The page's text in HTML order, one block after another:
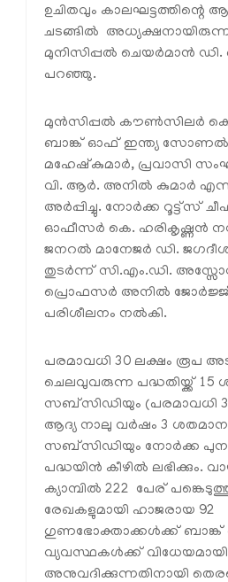
ഉചിതവും
ചടങ്ങില്‍
മുനിസിപ്പല്‍ ചെയര്‍മാന്‍ ഡി.
പറഞ്ഞു.
മുന്‍സിപ്പല്‍ കൗണ്‍സിലര്‍ കെ.
ബാങ്ക് ഓഫ് ഇന്ത്യ സോണല്‍
മഹേഷ്‌കുമാര്‍, പ്രവാസി സംഘം
വി. ആര്‍. അനില്‍ കുമാര്‍
അര്‍പ്പിച്ചു. നോര്‍ക്ക റൂട്ട്‌സ്
ഓഫീസര്‍ കെ. ഹരികൃഷ്ണന്‍
ജനറല്‍ മാനേജര്‍ ഡി.
തുടര്‍ന്ന് സി.എം.ഡി.
പ്രൊഫസര്‍ അനില്‍
പരിശീലനം നല്‍കി.
പരമാവധി 30 ലക്ഷം രൂപ
ചെലവുവരുന്ന പദ്ധതിയ്ക്ക്
സബ്‌സിഡിയും (പരമാവധി
ആദ്യ നാലു വര്‍ഷം 3
സബ്‌സിഡിയും നോര്‍ക്ക
പദ്ധയിന്‍ കീഴില്‍ ലഭിക്കും.
ക്യാമ്പില്‍ 222 പേര്
രേഖകളുമായി ഹാജരായ 92
ഗുണഭോക്താക്കള്‍ക്ക് ബാങ്ക്
വ്യവസ്ഥകള്‍ക്ക്
അനുവദിക്കുന്നതിനായി